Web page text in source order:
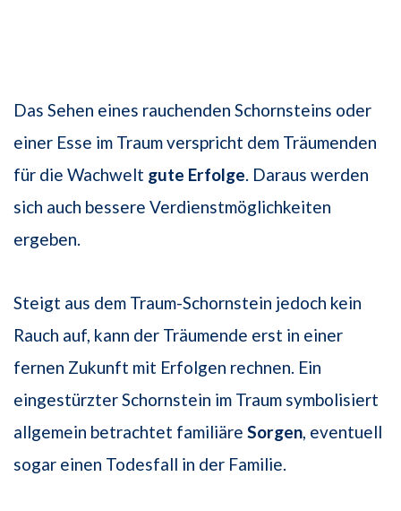
Das Sehen eines rauchenden Schornsteins oder
einer Esse im Traum verspricht dem Träumenden
für die Wachwelt gute Erfolge. Daraus werden
sich auch bessere Verdienstmöglichkeiten
ergeben.
Steigt aus dem Traum-Schornstein jedoch kein
Rauch auf, kann der Träumende erst in einer
fernen Zukunft mit Erfolgen rechnen. Ein
eingestürzter Schornstein im Traum symbolisiert
allgemein betrachtet familiäre Sorgen, eventuell
sogar einen Todesfall in der Familie.